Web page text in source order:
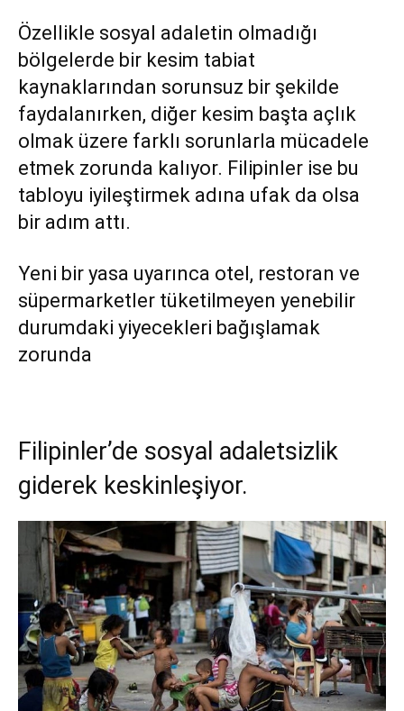
Özellikle sosyal adaletin olmadığı
bölgelerde bir kesim tabiat
kaynaklarından sorunsuz bir şekilde
faydalanırken, diğer kesim başta açlık
olmak üzere farklı sorunlarla mücadele
etmek zorunda kalıyor. Filipinler ise bu
tabloyu iyileştirmek adına ufak da olsa
bir adım attı.
Yeni bir yasa uyarınca otel, restoran ve
süpermarketler tüketilmeyen yenebilir
durumdaki yiyecekleri bağışlamak
zorunda
Filipinler’de sosyal adaletsizlik
giderek keskinleşiyor.